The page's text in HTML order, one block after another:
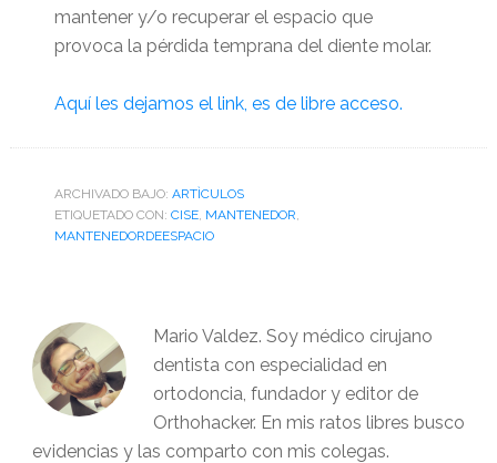
mantener y/o recuperar el espacio que
provoca la pérdida temprana del diente molar.
Aquí les dejamos el link, es de libre acceso.
ARCHIVADO BAJO: ARTÌCULOS
ETIQUETADO CON: CISE, MANTENEDOR
MANTENEDORDEESPACIO
Mario Valdez. Soy médico cirujano
dentista con especialidad en
ortodoncia, fundador y editor de
Orthohacker. En mis ratos libres busco
evidencias y las comparto con mis colegas.